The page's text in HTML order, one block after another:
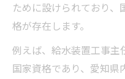
水道工事の勉
ト
先輩の体験談
現場で役立つ水道
ために設けられており
格が存在します。
例えば、給水装置工事主
国家資格であり、愛知県